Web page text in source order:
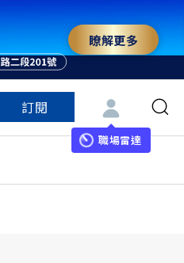
瞭解更多
訂閱
職場雷達
特色頻道